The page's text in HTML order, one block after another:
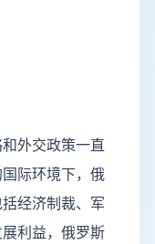
外交政策一直
际环境下，俄
经济制裁、军
利益，俄罗斯